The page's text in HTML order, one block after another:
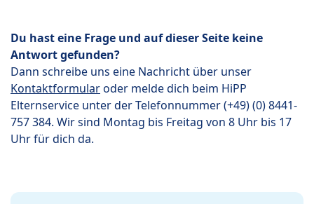
Du hast eine Frage und auf dieser Seite keine
Antwort gefunden?
Dann schreibe uns eine Nachricht über unser
Kontaktformularoder melde dich beim HiPP
Elternservice unter der Telefonnummer (+49) (0) 8441-
757 384. Wir sind Montag bis Freitag von 8 Uhr bis 17
Uhr für dich da.